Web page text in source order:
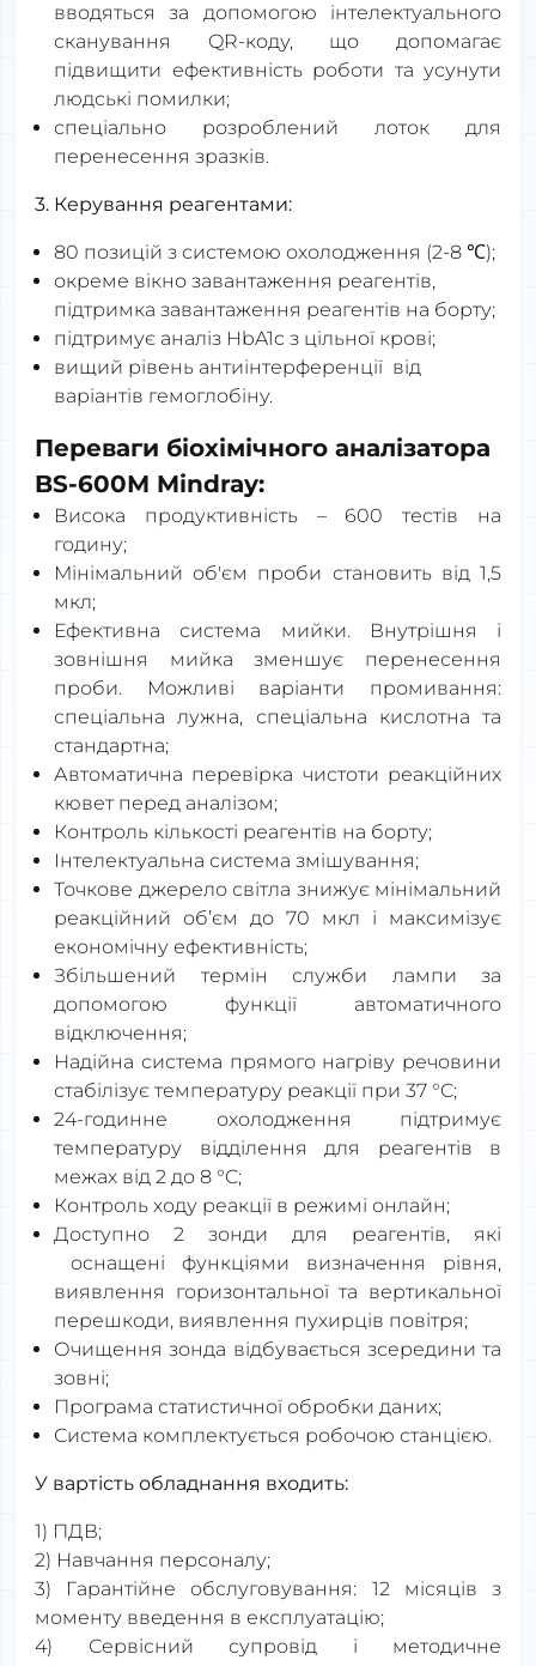
вводяться за допомогою інтелектуального
сканування QR-коду, що допомагає
підвищити ефективність роботи та усунути
людські помилки;
спеціально розроблений лоток для
перенесення зразків.
3. Керування реагентами:
80 позицій з системою охолодження (2-8 ℃);
окреме вікно завантаження реагентів,
підтримка завантаження реагентів на борту;
підтримує аналіз HbA1c з цільної крові;
вищий рівень антиінтерференції від
варіантів гемоглобіну.
Переваги біохімічного аналізатора
BS-600М Mindray:
Висока продуктивність – 600 тестів на
годину;
Мінімальний об'єм проби становить від 1,5
мкл;
Ефективна система мийки. Внутрішня і
зовнішня мийка зменшує перенесення
проби. Можливі варіанти промивання:
спеціальна лужна, спеціальна кислотна та
стандартна;
Автоматична перевірка чистоти реакційних
кювет перед аналізом;
Контроль кількості реагентів на борту;
Інтелектуальна система змішування;
Точкове джерело світла знижує мінімальний
реакційний об’єм до 70 мкл і максимізує
економічну ефективність;
Збільшений термін служби лампи за
допомогою функції автоматичного
відключення;
Надійна система прямого нагріву речовини
стабілізує температуру реакції при 37 °C;
24-годинне охолодження підтримує
температуру відділення для реагентів в
межах від 2 до 8 °C;
Контроль ходу реакції в режимі онлайн;
Доступно 2 зонди для реагентів, які
оснащені функціями визначення рівня,
виявлення горизонтальної та вертикальної
перешкоди, виявлення пухирців повітря;
Очищення зонда відбувається зсередини та
зовні;
Програма статистичної обробки даних;
Система комплектується робочою станцією.
У вартість обладнання входить:
1) ПДВ;
2) Навчання персоналу;
3) Гарантійне обслуговування: 12 місяців з
моменту введення в експлуатацію;
4) Сервісний супровід і методичне